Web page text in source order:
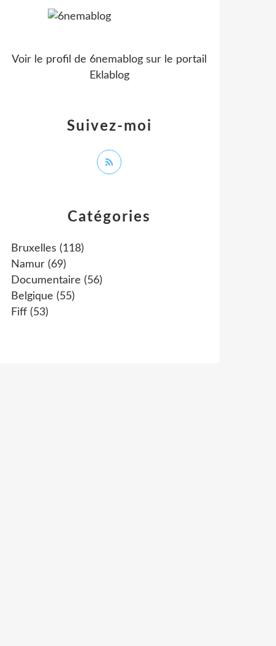
Catégories
Bruxelles (118)
Namur (69)
Documentaire (56)
Belgique (55)
Fiff (53)
Suivez-moi
Voir le profil de 6nemablog sur le portail
Eklablog